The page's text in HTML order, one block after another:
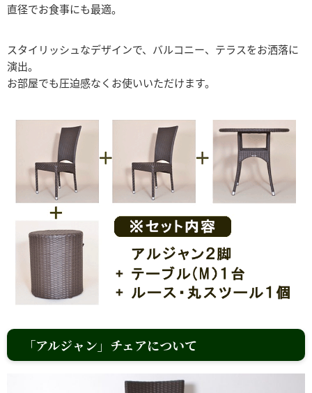
直径でお食事にも最適。
スタイリッシュなデザインで、バルコニー、テラスをお洒落に
演出。
お部屋でも圧迫感なくお使いいただけます。
「アルジャン」チェアについて